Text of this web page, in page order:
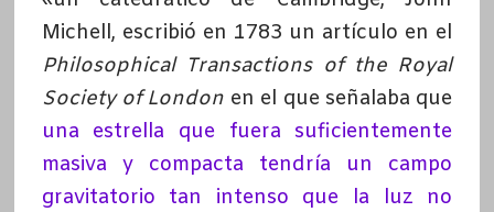
Michell, escribió en 1783 un artículo en el
Philosophical Transactions of the Royal
Society of London en el que señalaba que
una estrella que fuera suficientemente
masiva y compacta tendría un campo
gravitatorio tan intenso que la luz no